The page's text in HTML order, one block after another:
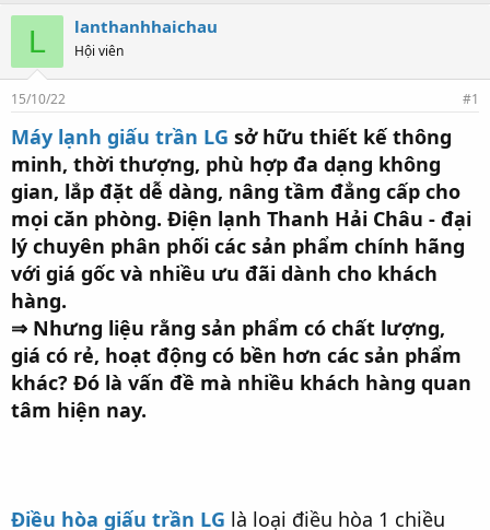
L lanthanhhaichau
Hội viên
15/10/22 #1
Máy lạnh giấu trần LG sở hữu thiết kế thông
minh, thời thượng, phù hợp đa dạng không
gian, lắp đặt dễ dàng, nâng tầm đẳng cấp cho
mọi căn phòng. Điện lạnh Thanh Hải Châu - đại
lý chuyên phân phối các sản phẩm chính hãng
với giá gốc và nhiều ưu đãi dành cho khách
hàng.
⇒ Nhưng liệu rằng sản phẩm có chất lượng,
giá có rẻ, hoạt động có bền hơn các sản phẩm
khác? Đó là vấn đề mà nhiều khách hàng quan
tâm hiện nay.
Điều hòa giấu trần LG là loại điều hòa 1 chiều